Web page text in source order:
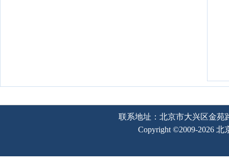
联系地址：北京市大兴区金苑
Copyright ©2009-2026 北